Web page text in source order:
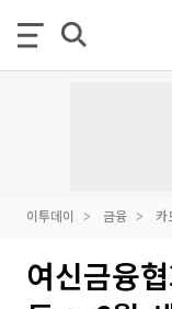
이투데이 금융 카
여신금융